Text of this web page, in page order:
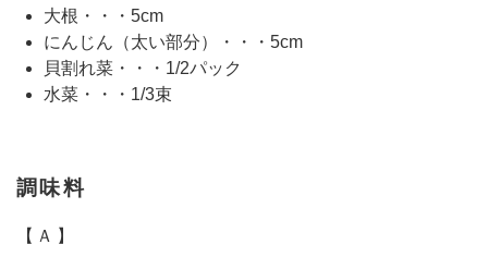
大根・・・5cm
にんじん（太い部分）・・・5cm
貝割れ菜・・・1/2パック
水菜・・・1/3束
調味料
【Ａ】